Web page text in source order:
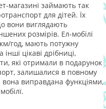
магазині займають так
для дітей. Їх
вони виглядають
розмірів. Ел-мобілі
год, мають потужну
цікаві дрібниці,
які отримали в подарунок
залишалися в повному
вона виправдана функціями,
ї.